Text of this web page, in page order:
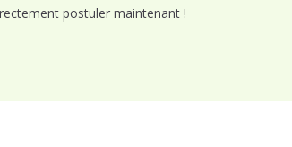
postuler maintenant !